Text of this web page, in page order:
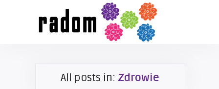
All posts in: Zdrowie